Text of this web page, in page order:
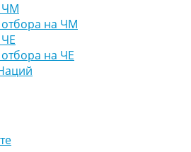
ЧМ
на ЧМ
на ЧЕ